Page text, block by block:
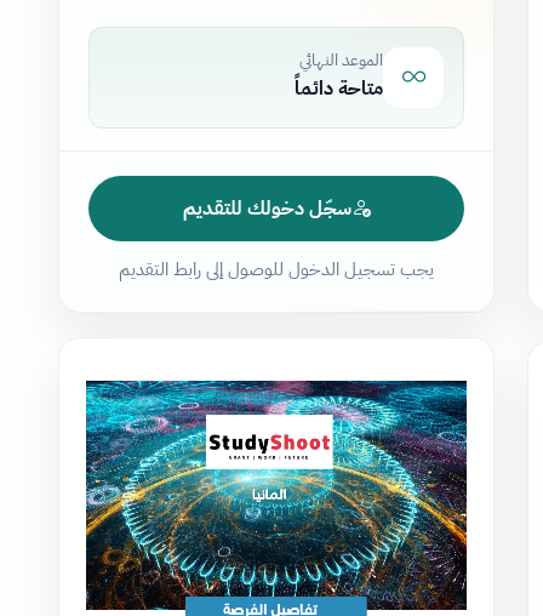
الموعد النهائي
متاحة دائماً
سجّل دخولك للتقديم
يجب تسجيل الدخول للوصول إلى رابط التقديم
مشغل
الفيديو